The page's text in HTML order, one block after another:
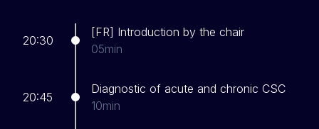
20:30
[FR] Introduction by the chair
05min
20:45
Diagnostic of acute and chronic CSC
10min